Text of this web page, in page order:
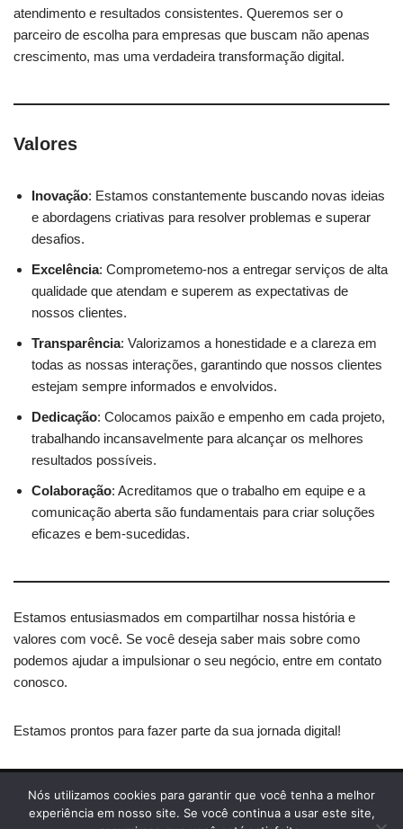
atendimento e resultados consistentes. Queremos ser o
parceiro de escolha para empresas que buscam não apenas
crescimento, mas uma verdadeira transformação digital.
Valores
Inovação: Estamos constantemente buscando novas ideias
e abordagens criativas para resolver problemas e superar
desafios.
Excelência: Comprometemo-nos a entregar serviços de alta
qualidade que atendam e superem as expectativas de
nossos clientes.
Transparência: Valorizamos a honestidade e a clareza em
todas as nossas interações, garantindo que nossos clientes
estejam sempre informados e envolvidos.
Dedicação: Colocamos paixão e empenho em cada projeto,
trabalhando incansavelmente para alcançar os melhores
resultados possíveis.
Colaboração: Acreditamos que o trabalho em equipe e a
comunicação aberta são fundamentais para criar soluções
eficazes e bem-sucedidas.
Estamos entusiasmados em compartilhar nossa história e
valores com você. Se você deseja saber mais sobre como
podemos ajudar a impulsionar o seu negócio, entre em contato
conosco.
Estamos prontos para fazer parte da sua jornada digital!
Início Política de Cookies
Política de Privacidade
Termos de Uso
Sobre Nós Contato
Nós utilizamos cookies para garantir que você tenha a melhor
experiência em nosso site. Se você continua a usar este site,